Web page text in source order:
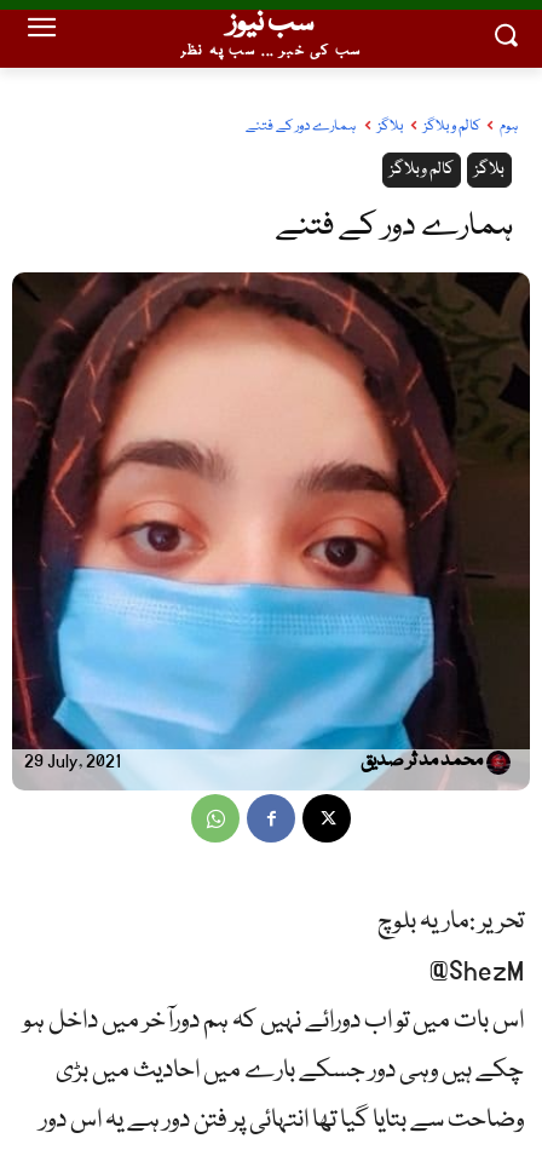
سب نیوز
سب کی خبر ... سب پہ نظر
ہوم کالم وبلاگز بلاگز ‏ ہمارے دور کے فتنے
کالم وبلاگز بلاگز
‏ ہمارے دور کے فتنے
29 July, 2021 محمد مد ثر صدیق
تحریر :ماریہ بلوچ
‎@ShezM
اس بات میں تو اب دورائے نہیں کہ ہم دورآخر میں داخل ہو
چکے ہیں وہی دور جسکے بارے میں احادیث میں بڑی
وضاحت سے بتایا گیا تھا انتہائی پر فتن دور ہے یہ اس دور